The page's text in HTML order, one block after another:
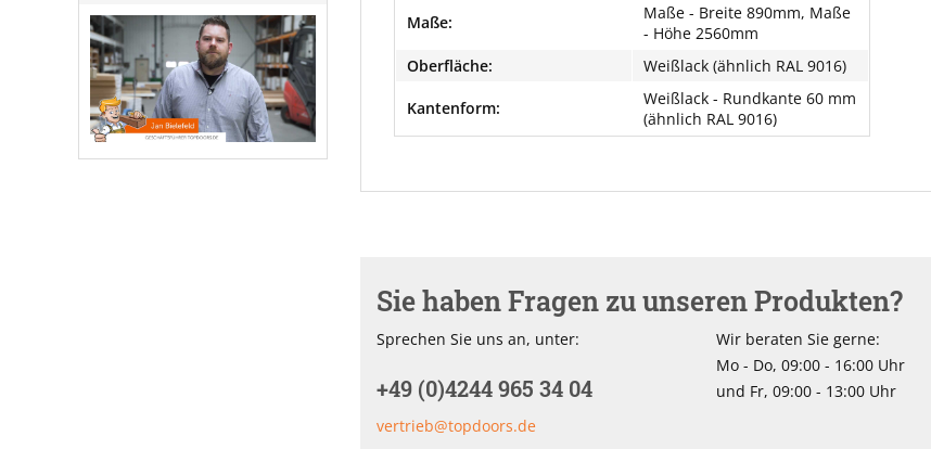
Maße:
Maße - Breite 890mm, Maße
- Höhe 2560mm
Oberfläche:
Weißlack (ähnlich RAL 9016)
Kantenform:
Weißlack - Rundkante 60 mm
(ähnlich RAL 9016)
Sie haben Fragen zu unseren Produkten?
Sprechen Sie uns an, unter:
+49 (0)4244 965 34 04
vertrieb@topdoors.de
Wir beraten Sie gerne:
Mo - Do, 09:00 - 16:00 Uhr
und Fr, 09:00 - 13:00 Uhr